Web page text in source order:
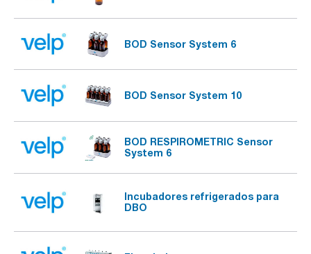
BOD Sensor System 6
BOD Sensor System 10
BOD RESPIROMETRIC Sensor
System 6
Incubadores refrigerados para
DBO